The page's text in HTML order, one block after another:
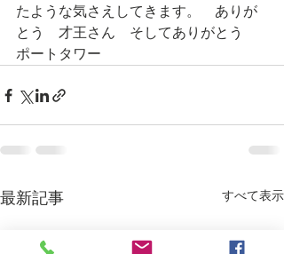
たような気さえしてきます。　ありが
とう　才王さん　そしてありがとう
ポートタワー
最新記事 すべて表示